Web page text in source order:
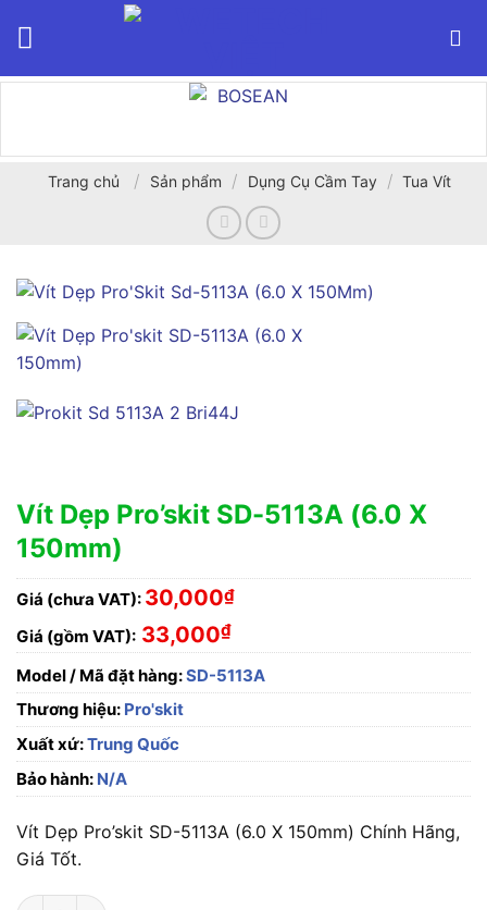
Trang chủ / Sản phẩm / Dụng Cụ Cầm Tay / Tua Vít
Vít Dẹp Pro’skit SD-5113A (6.0 X
150mm)
Giá (chưa VAT): 30,000₫
Giá (gồm VAT): 33,000₫
Model / Mã đặt hàng:SD-5113A
Thương hiệu: Pro'skit
Xuất xứ:Trung Quốc
Bảo hành: N/A
Vít Dẹp Pro’skit SD-5113A (6.0 X 150mm) Chính Hãng,
Giá Tốt.